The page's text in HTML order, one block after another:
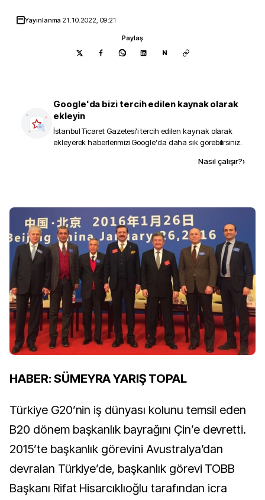
Yayınlanma 21.10.2022, 09:21
Paylaş
N
Google'da bizi tercih edilen kaynak olarak
ekleyin
İstanbul Ticaret Gazetesi'i tercih edilen kaynak olarak
ekleyerek haberlerimizi Google'da daha sık görebilirsiniz.
Nasıl çalışır?›
HABER: SÜMEYRA YARIŞ TOPAL
Türkiye G20’nin iş dünyası kolunu temsil eden
B20 dönem başkanlık bayrağını Çin’e devretti.
2015’te başkanlık görevini Avustralya’dan
devralan Türkiye’de, başkanlık görevi TOBB
Başkanı Rifat Hisarcıklıoğlu tarafından icra